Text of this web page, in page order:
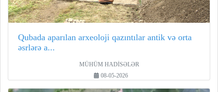
Qubada aparılan arxeoloji qazıntılar antik və orta
əsrlərə a...
MÜHÜM HADİSƏLƏR
08-05-2026